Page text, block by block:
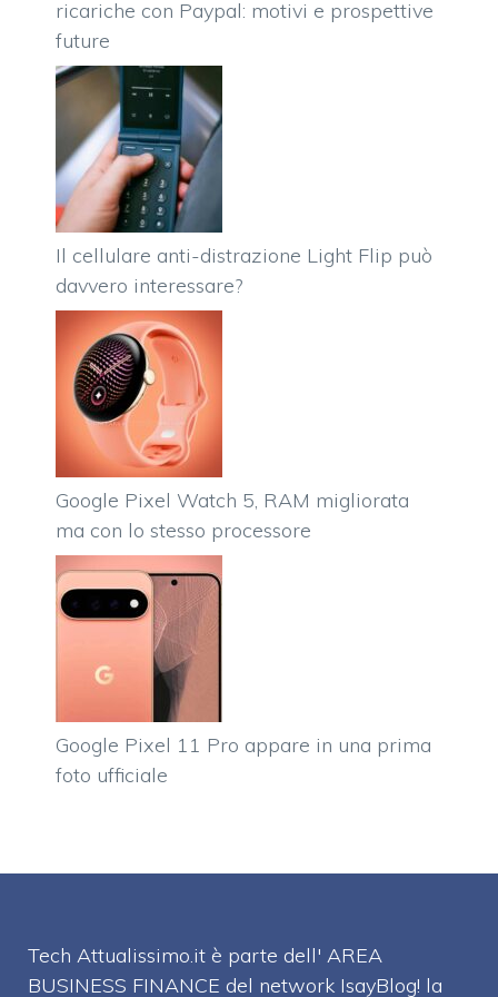
ricariche con Paypal: motivi e prospettive
future
Il cellulare anti-distrazione Light Flip può
davvero interessare?
Google Pixel Watch 5, RAM migliorata
ma con lo stesso processore
Google Pixel 11 Pro appare in una prima
foto ufficiale
Tech Attualissimo.it è parte dell' AREA
BUSINESS FINANCE del network IsayBlog! la